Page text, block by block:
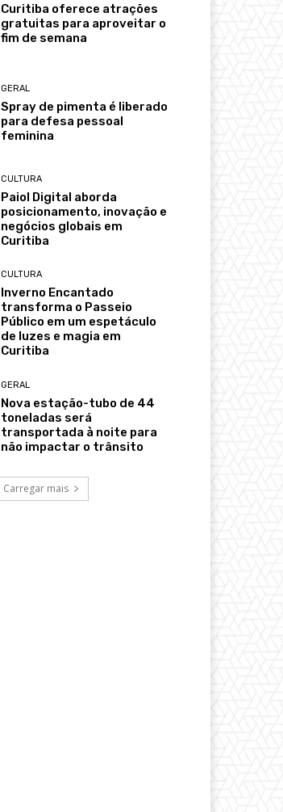
Curitiba oferece atrações
gratuitas para aproveitar o
fim de semana
GERAL
Spray de pimenta é liberado
para defesa pessoal
feminina
CULTURA
Paiol Digital aborda
posicionamento, inovação e
negócios globais em
Curitiba
CULTURA
Inverno Encantado
transforma o Passeio
Público em um espetáculo
de luzes e magia em
Curitiba
GERAL
Nova estação-tubo de 44
toneladas será
transportada à noite para
não impactar o trânsito
Carregar mais